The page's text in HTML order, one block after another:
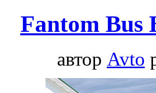
Fantom Bus
автор Avto